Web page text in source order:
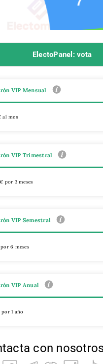
ElectoPanel: vota
VIP Mensual
al mes
VIP Trimestral
por 3 meses
VIP Semestral
6 meses
VIP Anual
por 1 año
con